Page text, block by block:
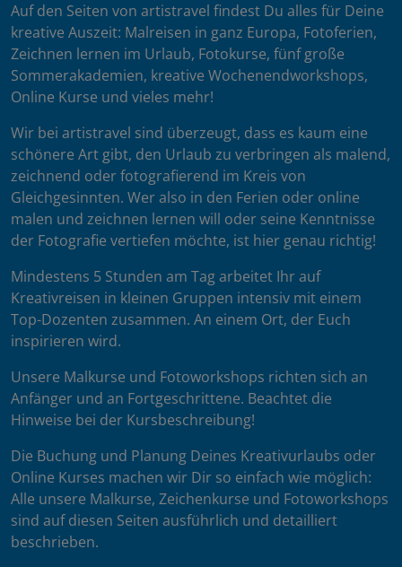
Auf den Seiten von artistravel findest Du alles für Deine
kreative Auszeit: Malreisen in ganz Europa, Fotoferien,
Zeichnen lernen im Urlaub, Fotokurse, fünf große
Sommerakademien, kreative Wochenendworkshops,
Online Kurse und vieles mehr!
Wir bei artistravel sind überzeugt, dass es kaum eine
schönere Art gibt, den Urlaub zu verbringen als malend,
zeichnend oder fotografierend im Kreis von
Gleichgesinnten. Wer also in den Ferien oder online
malen und zeichnen lernen will oder seine Kenntnisse
der Fotografie vertiefen möchte, ist hier genau richtig!
Mindestens 5 Stunden am Tag arbeitet Ihr auf
Kreativreisen in kleinen Gruppen intensiv mit einem
Top-Dozenten zusammen. An einem Ort, der Euch
inspirieren wird.
Unsere Malkurse und Fotoworkshops richten sich an
Anfänger und an Fortgeschrittene. Beachtet die
Hinweise bei der Kursbeschreibung!
Die Buchung und Planung Deines Kreativurlaubs oder
Online Kurses machen wir Dir so einfach wie möglich:
Alle unsere Malkurse, Zeichenkurse und Fotoworkshops
sind auf diesen Seiten ausführlich und detailliert
beschrieben.